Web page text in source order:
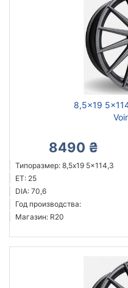
8,5x19
8490 ₴
Типоразмер: 8,5x19 5x114,3
ET: 25
DIA: 70,6
Год производства:
Магазин: R20